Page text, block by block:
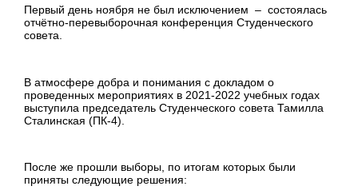
Первый день ноября не был исключением – состоялась
отчётно-перевыборочная конференция Студенческого
совета.
В атмосфере добра и понимания с докладом о
проведенных мероприятиях в 2021-2022 учебных годах
выступила председатель Студенческого совета Тамилла
Сталинская (ПК-4).
После же прошли выборы, по итогам которых были
приняты следующие решения: